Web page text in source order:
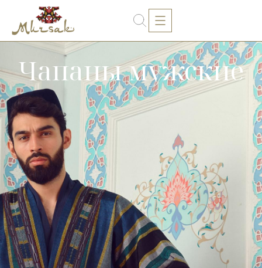
Чапаны мужские